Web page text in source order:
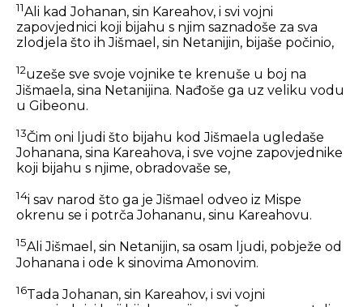
11Ali kad Johanan, sin Kareahov, i svi vojni
zapovjednici koji bijahu s njim saznadoše za sva
zlodjela što ih Jišmael, sin Netanijin, bijaše počinio,
12uzeše sve svoje vojnike te krenuše u boj na
Jišmaela, sina Netanijina. Nađoše ga uz veliku vodu
u Gibeonu.
13Čim oni ljudi što bijahu kod Jišmaela ugledaše
Johanana, sina Kareahova, i sve vojne zapovjednike
koji bijahu s njime, obradovaše se,
14i sav narod što ga je Jišmael odveo iz Mispe
okrenu se i potrča Johananu, sinu Kareahovu.
15Ali Jišmael, sin Netanijin, sa osam ljudi, pobježe od
Johanana i ode k sinovima Amonovim.
16Tada Johanan, sin Kareahov, i svi vojni